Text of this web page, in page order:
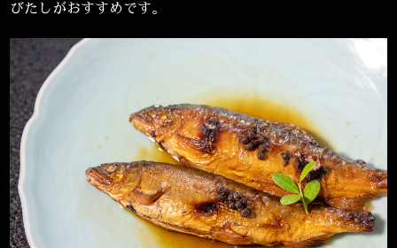
びたしがおすすめです。